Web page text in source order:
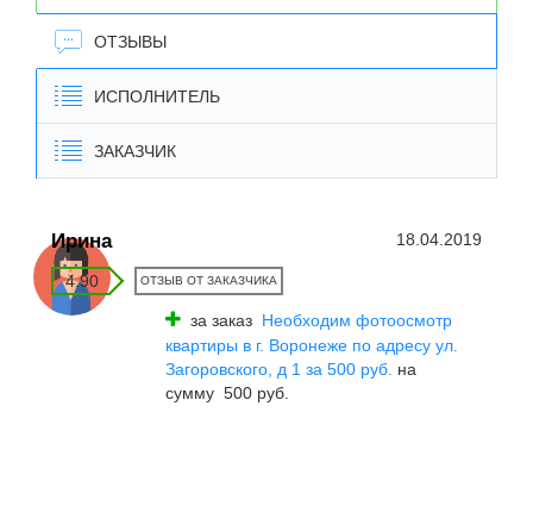
ОТЗЫВЫ
ИСПОЛНИТЕЛЬ
ЗАКАЗЧИК
Ирина 18.04.2019
4.90 ОТЗЫВ ОТ ЗАКАЗЧИКА
за заказ Необходим фотоосмотр
квартиры в г. Воронеже по адресу ул.
Загоровского, д 1 за 500 руб. на
сумму 500 руб.